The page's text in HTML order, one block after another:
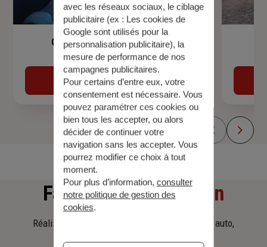
Garantie Accidents de la Vie
Découvrir
Faitesune simulation
Réalisez une simulation tarifaire d'assurance, auto,
habitation, prêt immobilier.
avec les réseaux sociaux, le ciblage
publicitaire (ex : Les cookies de
Google sont utilisés pour la
personnalisation publicitaire), la
mesure de performance de nos
campagnes publicitaires.
Pour certains d’entre eux, votre
consentement est nécessaire. Vous
pouvez paramétrer ces cookies ou
bien tous les accepter, ou alors
décider de continuer votre
navigation sans les accepter. Vous
pourrez modifier ce choix à tout
moment.
Pour plus d’information, consulter
notre politique de gestion des
cookies.